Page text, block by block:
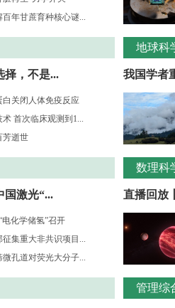
年甘蔗育种核心谜...
择，不是...
关闭人体免疫反应
首次临床观测到1...
芳逝世
国激光“...
化学储氢”召开
集重大非共识项目...
孔道对荧光大分子...
地球科
我国学者
数理科
直播回放
管理综